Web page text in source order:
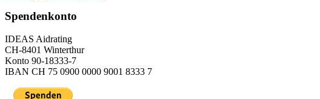
Spendenkonto
IDEAS Aidrating
CH-8401 Winterthur
Konto 90-18333-7
IBAN CH 75 0900 0000 9001 8333 7